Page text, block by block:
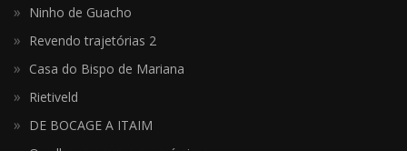
Ninho de Guacho
Revendo trajetórias 2
Casa do Bispo de Mariana
Rietiveld
DE BOCAGE A ITAIM